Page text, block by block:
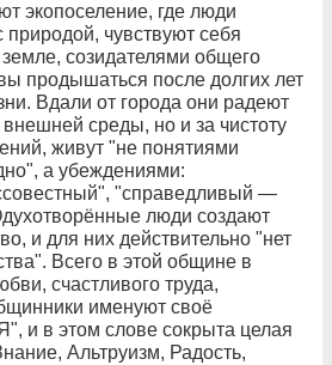
экопоселение, где люди
природой, чувствуют себя
созидателями общего
продышаться после долгих лет
Вдали от города они радеют
внешней среды, но и за чистоту
живут "не понятиями
а убеждениями:
"справедливый —
люди создают
и для них действительно "нет
Всего в этой общине в
счастливого труда,
именуют своё
и в этом слове сокрыта целая
Альтруизм, Радость,